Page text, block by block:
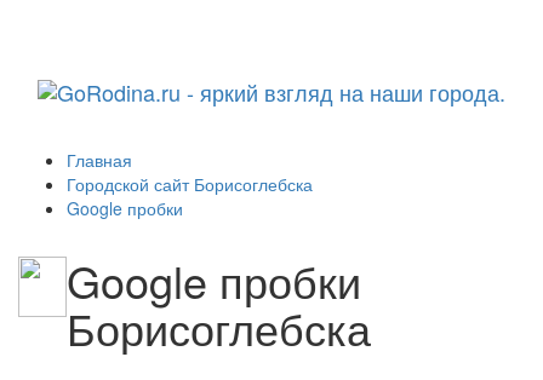
Главная
Городской сайт Борисоглебска
Google пробки
Google пробки
Борисоглебска